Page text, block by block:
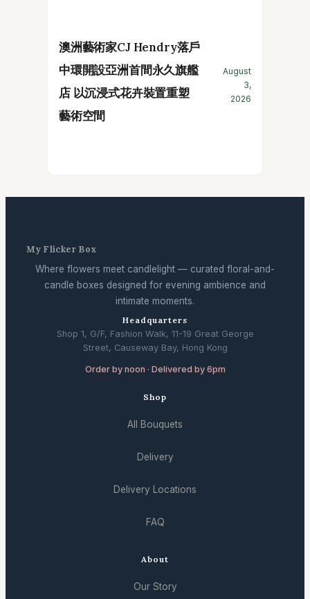
澳洲藝術家CJ Hendry落戶
中環開設亞洲首間永久旗艦
店 以沉浸式花卉裝置重塑
藝術空間
August
3,
2026
My Flicker Box
Where flowers meet candlelight — curated floral-and-
candle boxes designed for evening ambience and
intimate moments.
Headquarters
Shop 1, G/F, Fashion Walk, 11-19 Great George
Street, Causeway Bay, Hong Kong
Order by noon · Delivered by 6pm
Shop
All Bouquets
Delivery
Delivery Locations
FAQ
About
Our Story